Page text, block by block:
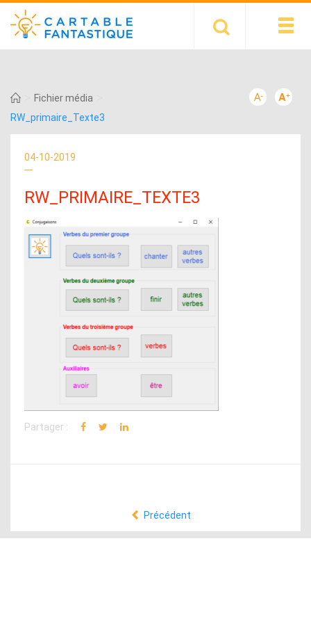
Fichier média
RW_primaire_Texte3
04-10-2019
RW_PRIMAIRE_TEXTE3
Partager :
Précédent